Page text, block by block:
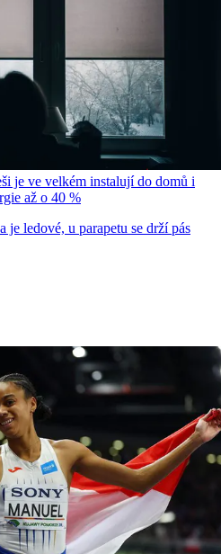
je ve velkém instalují do domů i
až o 40 %
je ledové, u parapetu se drží pás